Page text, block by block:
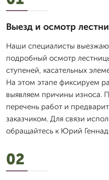
Выезд и осмотр
Наши специалисты
подробный осмотр
ступеней, касательных
На этом этапе фиксируем
выявляем причины износа.
перечень работ и
заказчиком. Для связи
обращайтесь к Юрий
02